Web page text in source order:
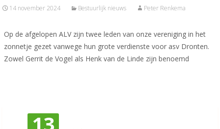
14 november 2024 Bestuurlijk nieuws Peter Renkema
Op de afgelopen ALV zijn twee leden van onze vereniging in het
zonnetje gezet vanwege hun grote verdienste voor asv Dronten.
Zowel Gerrit de Vogel als Henk van de Linde zijn benoemd